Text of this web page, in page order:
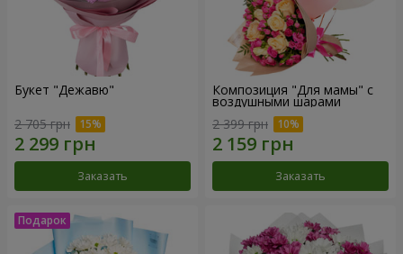
Букет "Дежавю"
2 705 грн
Заказать
Композиция "Для мамы" с
воздушными шарами
2 399 грн
Заказать